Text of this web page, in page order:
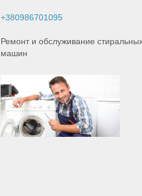
+380986701095
Ремонт и обслуживание
машин